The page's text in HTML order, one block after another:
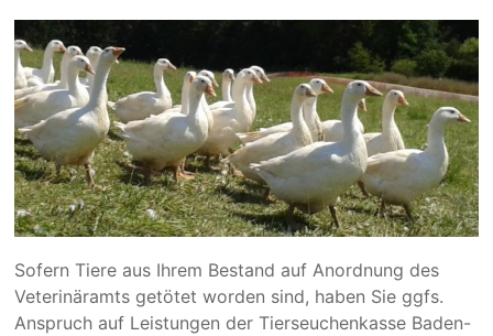
Sofern Tiere aus Ihrem Bestand auf Anordnung des
Veterinäramts getötet worden sind, haben Sie ggfs.
Anspruch auf Leistungen der Tierseuchenkasse Baden-